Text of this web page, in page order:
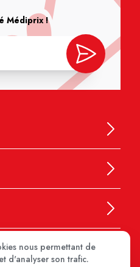
Médiprix !
nous permettant de
d'analyser son trafic.